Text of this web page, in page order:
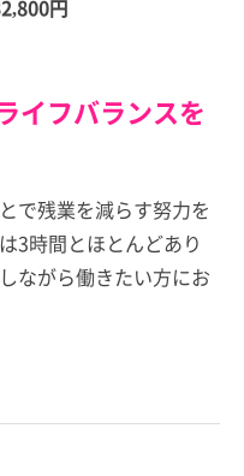
円
イフバランスを
で残業を減らす努力を
3時間とほとんどあり
ながら働きたい方にお